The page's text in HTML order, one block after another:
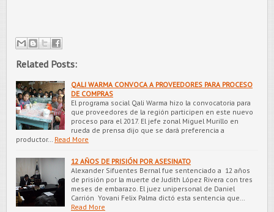
Related Posts:
QALI WARMA CONVOCA A PROVEEDORES PARA PROCESO
DE COMPRAS
El programa social Qali Warma hizo la convocatoria para
que proveedores de la región participen en este nuevo
proceso para el 2017. El jefe zonal Miguel Murillo en
rueda de prensa dijo que se dará preferencia a
productor…
Read More
12 AÑOS DE PRISIÓN POR ASESINATO
Alexander Sifuentes Bernal fue sentenciado a 12 años
de prisión por la muerte de Judith López Rivera con tres
meses de embarazo. El juez unipersonal de Daniel
Carrión Yovani Felix Palma dictó esta sentencia que…
Read More